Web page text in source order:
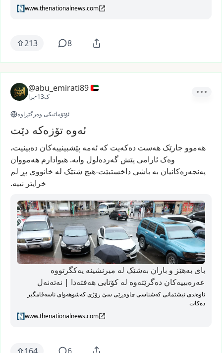
www.thenationalnews.com
213 8
@abu_emirati89
برا• 13ک
ئۆتۆماتیکی وەرگێڕاوە
ئەوە تۆزەکە دێت
هەموو جارێک هەست دەکەیت کە ئەمە پێشبینییەکان دەبینیت،
وەک ئارامی پێش گەردەلول وایە. هیوادارم هەمووان
پەنجەرەکانیان بە باشی داخستبێت-هیچ شتێک لە خانووی پڕ لم
خراپتر نییە.
بای بەهێز و باران بەشێک لە میرنشینە یەکگرتووە
عەرەبییەکان دەگرێتەوە لە کۆتایی هەفتەدا | نەتەنەل
ناوەندی نیشتمانی کەشناسی چاوەڕێی سێ رۆژی کەشوهەوای ناسەقامگیر
دەکات
www.thenationalnews.com